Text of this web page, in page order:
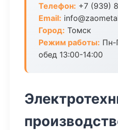
Телефон: +7 (939)
Email:
Город: Томск
Режим работы: Пн-
обед 13:00-14:00